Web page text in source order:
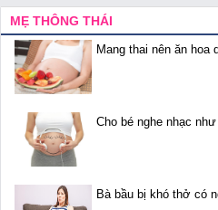
MẸ THÔNG THÁI
Mang thai nên ăn hoa
Cho bé nghe nhạc
Bà bầu bị khó thở có